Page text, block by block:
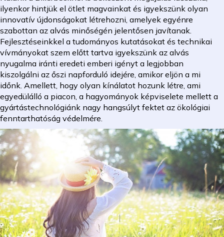
ilyenkor hintjük el ötlet magvainkat és igyekszünk olyan
innovatív újdonságokat létrehozni, amelyek egyénre
szabottan az alvás minőségén jelentősen javítanak.
Fejlesztéseinkkel a tudományos kutatásokat és technikai
vívmányokat szem előtt tartva igyekszünk az alvás
nyugalma iránti eredeti emberi igényt a legjobban
kiszolgálni az őszi napforduló idejére, amikor eljön a mi
időnk. Amellett, hogy olyan kínálatot hozunk létre, ami
egyedülálló a piacon, a hagyományok képviselete mellett a
gyártástechnológiánk nagy hangsúlyt fektet az ökológiai
fenntarthatóság védelmére.